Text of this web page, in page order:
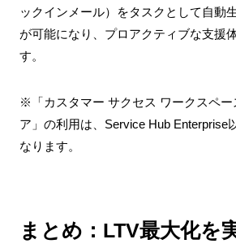
ックインメール）をタスクとして自動
が可能になり、プロアクティブな支援
す。
※「カスタマー サクセス ワークスペー
ア」の利用は、Service Hub Enterprise
なります。
まとめ：LTV最大化を